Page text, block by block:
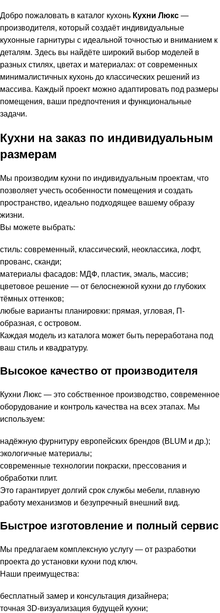
Добро пожаловать в каталог кухонь Кухни Люкс —
производителя, который создаёт индивидуальные
кухонные гарнитуры с идеальной точностью и вниманием к
деталям. Здесь вы найдёте широкий выбор моделей в
разных стилях, цветах и материалах: от современных
минималистичных кухонь до классических решений из
массива. Каждый проект можно адаптировать под размеры
помещения, ваши предпочтения и функциональные
задачи.
Кухни на заказ по индивидуальным
размерам
Мы производим кухни по индивидуальным проектам, что
позволяет учесть особенности помещения и создать
пространство, идеально подходящее вашему образу
жизни.
Вы можете выбрать:
стиль: современный, классический, неоклассика, лофт,
прованс, сканди;
материалы фасадов: МДФ, пластик, эмаль, массив;
цветовое решение — от белоснежной кухни до глубоких
тёмных оттенков;
любые варианты планировки: прямая, угловая, П-
образная, с островом.
Каждая модель из каталога может быть переработана под
ваш стиль и квадратуру.
Высокое качество от производителя
Кухни Люкс — это собственное производство, современное
оборудование и контроль качества на всех этапах. Мы
используем:
надёжную фурнитуру европейских брендов (BLUM и др.);
экологичные материалы;
современные технологии покраски, прессования и
обработки плит.
Это гарантирует долгий срок службы мебели, плавную
работу механизмов и безупречный внешний вид.
Быстрое изготовление и полный сервис
Мы предлагаем комплексную услугу — от разработки
проекта до установки кухни под ключ.
Наши преимущества:
бесплатный замер и консультация дизайнера;
точная 3D-визуализация будущей кухни;